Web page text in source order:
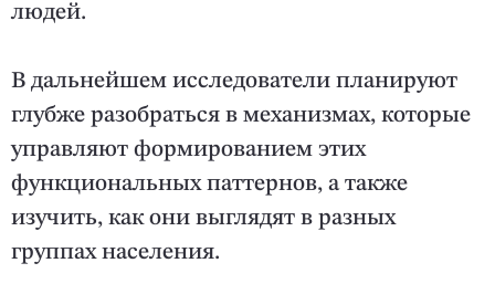
людей.
В дальнейшем исследователи планируют
глубже разобраться в механизмах, которые
управляют формированием этих
функциональных паттернов, а также
изучить, как они выглядят в разных
группах населения.